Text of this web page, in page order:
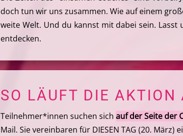
doch tun wir uns zusammen. Wie auf einem
weite Welt. Und du kannst mit dabei sein.
entdecken.
SO LÄUFT DIE AKTION
Teilnehmer*innen suchen sichauf der Seite der
Mail. Sie vereinbaren für DIESEN TAG (20.